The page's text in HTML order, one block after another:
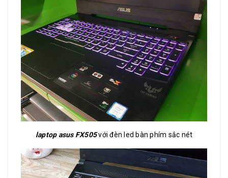
laptop asus FX505với đèn led bàn phím sắc nét